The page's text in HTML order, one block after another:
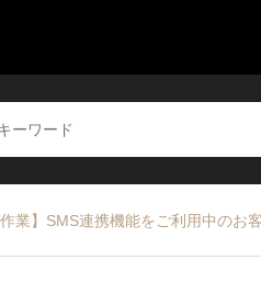
業】SMS連携機能をご利用中のお